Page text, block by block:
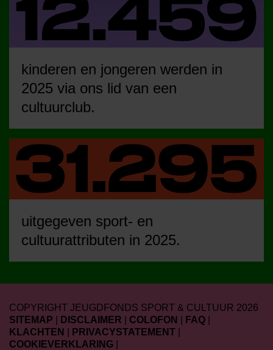
kinderen en jongeren werden in
2025 via ons lid van een
cultuurclub.
uitgegeven sport- en
cultuurattributen in 2025.
COPYRIGHT JEUGDFONDS SPORT & CULTUUR 2026
SITEMAP
DISCLAIMER COLOFON FAQ
KLACHTEN
PRIVACYSTATEMENT
COOKIEVERKLARING